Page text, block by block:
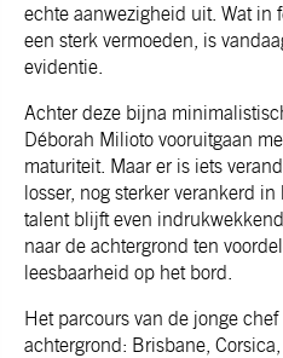
echte aanwezigheid uit. Wat in
een sterk vermoeden, is
evidentie.
Achter deze bijna
Déborah Milioto vooruitgaan
maturiteit. Maar er is iets
losser, nog sterker verankerd
talent blijft even
naar de achtergrond ten
leesbaarheid op het bord.
Het parcours van de jonge
achtergrond: Brisbane,